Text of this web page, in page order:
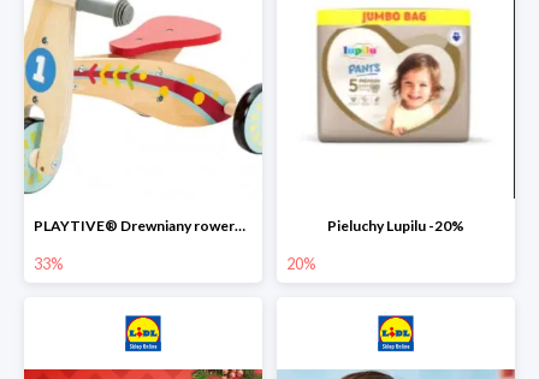
PLAYTIVE® Drewniany rowerek biegowy -33%
33%
Pieluchy Lupilu -20%
20%